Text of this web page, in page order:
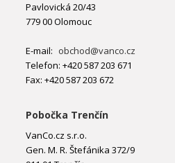
Pavlovická 20/43
779 00 Olomouc
E-mail: obchod@vanco.cz
Telefon: +420 587 203 671
Fax: +420 587 203 672
Pobočka Trenčín
VanCo.cz s.r.o.
Gen. M. R. Štefánika 372/9